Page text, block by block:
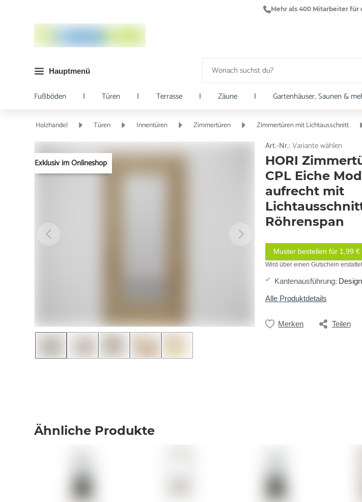
Mehr als 400 Mitarbeiter für
Hauptmenü
Fußböden | Türen | Terrasse | Zäune | Gartenhäuser, Saunen &
Holzhandel Türen Innentüren Zimmertüren Zimmertüren mit Lichtausschnitt
Exklusiv im Onlineshop
Art.-Nr.: Variante wählen
HORI
CPL Eiche
aufrecht mit
Röhrenspan
Muster bestellen für 1,99 €
Wird über einen Gutschein erstattet.
Kantenausführung:
Alle Produktdetails
Merken Teilen
Ähnliche Produkte